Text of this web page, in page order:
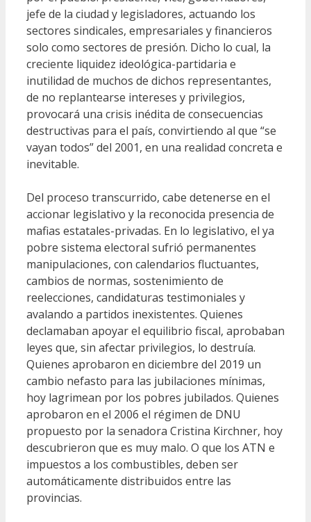
jefe de la ciudad y legisladores, actuando los
sectores sindicales, empresariales y financieros
solo como sectores de presión. Dicho lo cual, la
creciente liquidez ideológica-partidaria e
inutilidad de muchos de dichos representantes,
de no replantearse intereses y privilegios,
provocará una crisis inédita de consecuencias
destructivas para el país, convirtiendo al que “se
vayan todos” del 2001, en una realidad concreta e
inevitable.
Del proceso transcurrido, cabe detenerse en el
accionar legislativo y la reconocida presencia de
mafias estatales-privadas. En lo legislativo, el ya
pobre sistema electoral sufrió permanentes
manipulaciones, con calendarios fluctuantes,
cambios de normas, sostenimiento de
reelecciones, candidaturas testimoniales y
avalando a partidos inexistentes. Quienes
declamaban apoyar el equilibrio fiscal, aprobaban
leyes que, sin afectar privilegios, lo destruía.
Quienes aprobaron en diciembre del 2019 un
cambio nefasto para las jubilaciones mínimas,
hoy lagrimean por los pobres jubilados. Quienes
aprobaron en el 2006 el régimen de DNU
propuesto por la senadora Cristina Kirchner, hoy
descubrieron que es muy malo. O que los ATN e
impuestos a los combustibles, deben ser
automáticamente distribuidos entre las
provincias.